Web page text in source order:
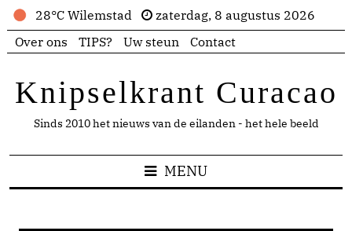
28°C Wilemstad
zaterdag, 8 augustus 2026
Over ons
TIPS? Uw steun Contact
Knipselkrant Curacao
Sinds 2010 het nieuws van de eilanden - het hele beeld
MENU